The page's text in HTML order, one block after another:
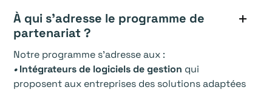
À qui s’adresse le programme de
partenariat ?
Notre programme s’adresse aux :
•Intégrateurs de logiciels de gestion qui
proposent aux entreprises des solutions adaptées